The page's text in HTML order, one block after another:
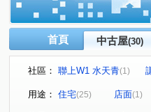
首頁 中古屋(30)
社區： 聯上W1 水天青(1)
遠雄北府苑 愛
用途： 住宅(25) 店面(1)